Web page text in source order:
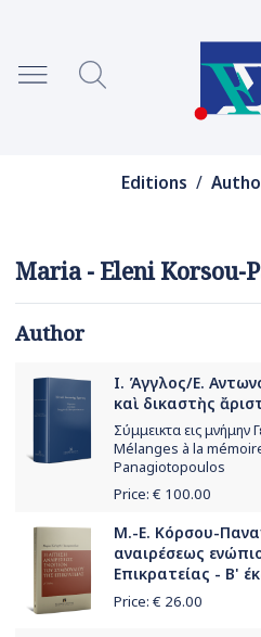
Editions /
Maria - Eleni Korsou-
Author
Ι. Άγγλος/Ε.
καὶ δικαστὴς
Σύμμεικτα εις
Mélanges à la
Panagiotopoulos
Price: € 100.00
Μ.-Ε. Κόρσου-
αναιρέσεως
Επικρατείας - Β'
Price: € 26.00